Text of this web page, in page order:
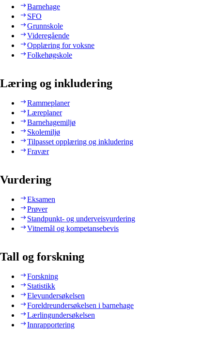
Barnehage
SFO
Grunnskole
Videregående
Opplæring for voksne
Folkehøgskole
Læring og inkludering
Rammeplaner
Læreplaner
Barnehagemiljø
Skolemiljø
Tilpasset opplæring og inkludering
Fravær
Vurdering
Eksamen
Prøver
Standpunkt- og underveisvurdering
Vitnemål og kompetansebevis
Tall og forskning
Forskning
Statistikk
Elevundersøkelsen
Foreldreundersøkelsen i barnehage
Lærlingundersøkelsen
Innrapportering